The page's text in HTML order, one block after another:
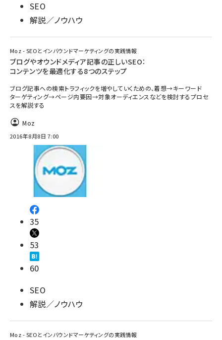
SEO
解説／ノウハウ
Moz - SEOとインバウンドマーケティングの実践情報
ブログやオウンドメディア記事の正しいSEO：
コンテンツを最適化する8つのステップ
ブログ記事への検索トラフィックを増やしていくための、着想→キーワード
ターゲティング→ページ内要因→対象オーディエンスなどを検討するプロセ
スを解説する
Moz
2016年8月8日 7:00
35
53
60
SEO
解説／ノウハウ
Moz - SEOとインバウンドマーケティングの実践情報